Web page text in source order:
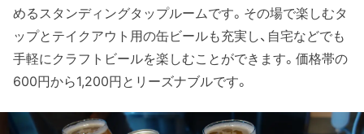
めるスタンディングタップルームです。その場で楽しむタ
ップとテイクアウト用の缶ビールも充実し、自宅などでも
手軽にクラフトビールを楽しむことができます。価格帯の
600円から1,200円とリーズナブルです。